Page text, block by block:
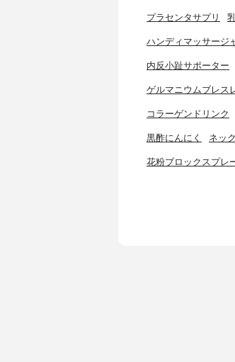
プラセンタサプリ
ハンディマッサージ
内反小趾サポーター
ゲルマニウムブレス
コラーゲンドリンク
黒酢にんにく ネッ
花粉ブロックスプレ